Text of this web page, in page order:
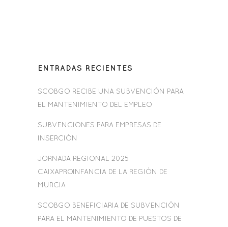
ENTRADAS RECIENTES
SCOBGO RECIBE UNA SUBVENCIÓN PARA
EL MANTENIMIENTO DEL EMPLEO
SUBVENCIONES PARA EMPRESAS DE
INSERCIÓN
JORNADA REGIONAL 2025
CAIXAPROINFANCIA DE LA REGIÓN DE
MURCIA
SCOBGO BENEFICIARIA DE SUBVENCIÓN
PARA EL MANTENIMIENTO DE PUESTOS DE